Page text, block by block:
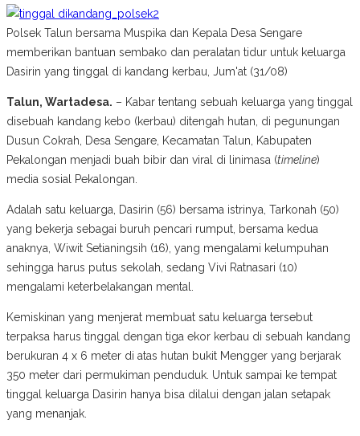
Polsek Talun bersama Muspika dan Kepala Desa Sengare
memberikan bantuan sembako dan peralatan tidur untuk keluarga
Dasirin yang tinggal di kandang kerbau, Jum'at (31/08)
Talun, Wartadesa. – Kabar tentang sebuah keluarga yang tinggal
disebuah kandang kebo (kerbau) ditengah hutan, di pegunungan
Dusun Cokrah, Desa Sengare, Kecamatan Talun, Kabupaten
Pekalongan menjadi buah bibir dan viral di linimasa (timeline)
media sosial Pekalongan.
Adalah satu keluarga, Dasirin (56) bersama istrinya, Tarkonah (50)
yang bekerja sebagai buruh pencari rumput, bersama kedua
anaknya, Wiwit Setianingsih (16), yang mengalami kelumpuhan
sehingga harus putus sekolah, sedang Vivi Ratnasari (10)
mengalami keterbelakangan mental.
Kemiskinan yang menjerat membuat satu keluarga tersebut
terpaksa harus tinggal dengan tiga ekor kerbau di sebuah kandang
berukuran 4 x 6 meter di atas hutan bukit Mengger yang berjarak
350 meter dari permukiman penduduk. Untuk sampai ke tempat
tinggal keluarga Dasirin hanya bisa dilalui dengan jalan setapak
yang menanjak.